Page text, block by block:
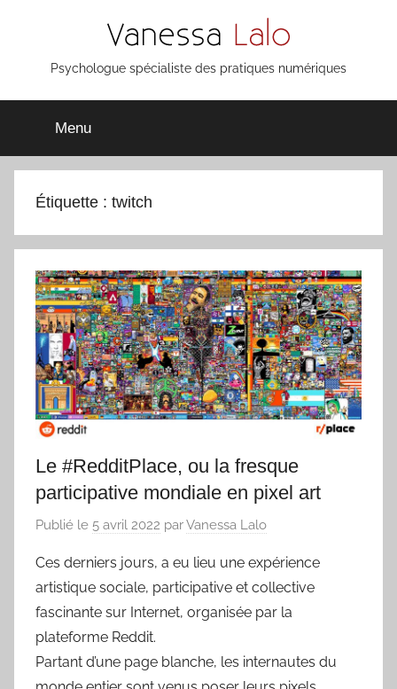
contenu
Vanessa
Lalo
Psychologue spécialiste des pratiques numériques
Menu
Étiquette : twitch
Le #RedditPlace, ou la fresque
participative mondiale en pixel art
Publié le 5 avril 2022 parVanessa Lalo
Ces derniers jours, a eu lieu une expérience
artistique sociale, participative et collective
fascinante sur Internet, organisée par la
plateforme Reddit.
Partant d’une page blanche, les internautes du